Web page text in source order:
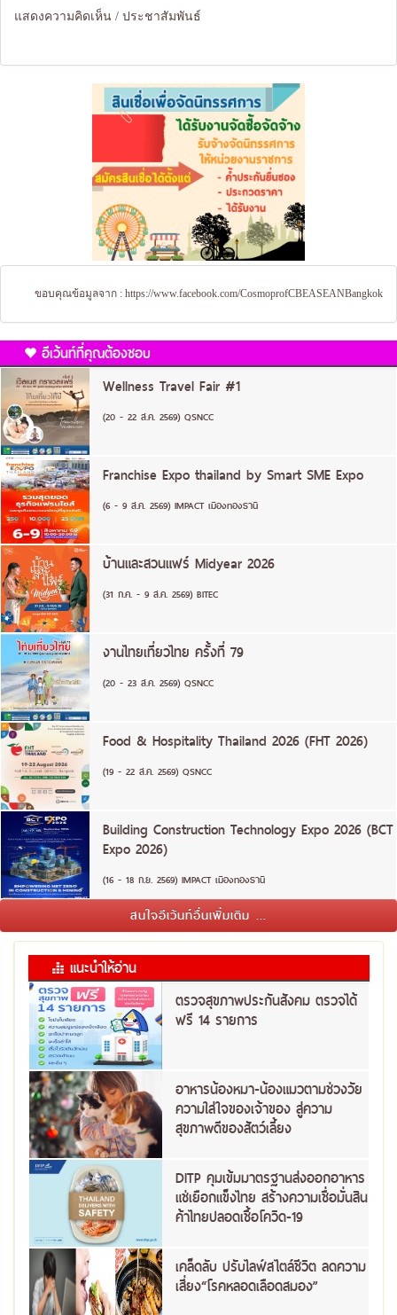
แสดงความคิดเห็น / ประชาสัมพันธ์
ขอบคุณข้อมูลจาก : https://www.facebook.com/CosmoprofCBEASEANBangkok
อีเว้นท์ที่คุณต้องชอบ
Wellness Travel Fair #1
(20 - 22 ส.ค. 2569) QSNCC
Franchise Expo thailand by Smart SME Expo
(6 - 9 ส.ค. 2569) IMPACT เมืองทองธานี
บ้านและสวนแฟร์ Midyear 2026
(31 ก.ค. - 9 ส.ค. 2569) BITEC
งานไทยเที่ยวไทย ครั้งที่ 79
(20 - 23 ส.ค. 2569) QSNCC
Food & Hospitality Thailand 2026 (FHT 2026)
(19 - 22 ส.ค. 2569) QSNCC
Building Construction Technology Expo 2026 (BCT
Expo 2026)
(16 - 18 ก.ย. 2569) IMPACT เมืองทองธานี
สนใจอีเว้นท์อื่นเพิ่มเติม ...
แนะนำให้อ่าน
ตรวจสุขภาพประกันสังคม ตรวจได้
ฟรี 14 รายการ
อาหารน้องหมา-น้องแมวตามช่วงวัย
ความใส่ใจของเจ้าของ สู่ความ
สุขภาพดีของสัตว์เลี้ยง
DITP คุมเข้มมาตรฐานส่งออกอาหาร
แช่เยือกแข็งไทย สร้างความเชื่อมั่นสิน
ค้าไทยปลอดเชื้อโควิด-19
เคล็ดลับ ปรับไลฟ์สไตล์ชีวิต ลดความ
เสี่ยง“โรคหลอดเลือดสมอง”